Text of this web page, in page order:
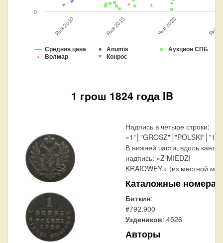
Средняя цена Anumis
Аукцион СПБ
Волмар
Конрос
Янв 2010 Янв 2015 Янв 2020 Янв
0
1 грош 1824 года IB
Надпись в четыре строки:
В нижней части, вдоль канта,
надпись: «Z MIEDZI
KRAIOWEY.» (из местной
Каталожные номера
Биткин:
#792.900
Уздеников: 4526
Авторы